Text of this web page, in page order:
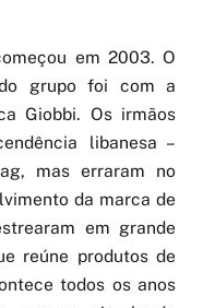
em 2003. O
grupo foi com a
Giobbi. Os irmãos
libanesa –
mas erraram no
da marca de
em grande
reúne produtos de
todos os anos